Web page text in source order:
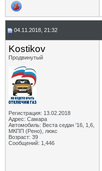
04.11.2018, 21:32
Kostikov
Продвинутый
Регистрация: 13.02.2018
Адрес: Самара
Автомобиль: Веста седан '16, 1,6,
МКПП (Рено), люкс
Возраст: 39
Сообщений: 1,446